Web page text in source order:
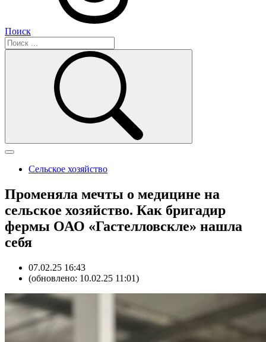
Поиск
Сельское хозяйство
Променяла мечты о медицине на
сельское хозяйство. Как бригадир
фермы ОАО «Гастелловскле» нашла
себя
07.02.25 16:43
(обновлено: 10.02.25 11:01)